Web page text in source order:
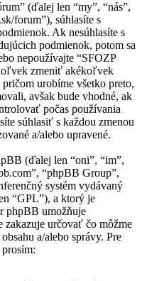
(ďalej len “my”, “nás”,
forum”), súhlasíte s
Ak nesúhlasíte s
podmienok, potom sa
nepoužívajte “SFOZP
zmeniť akékoľvek
urobíme všetko preto,
avšak bude vhodné, ak
počas používania
súhlasiť s každou zmenou
a/alebo upravené.
(ďalej len “oni”, “im”,
“phpBB Group”,
systém vydávaný
“GPL”), a ktorý je
phpBB umožňuje
zakazuje určovať čo môžme
a/alebo správy. Pre